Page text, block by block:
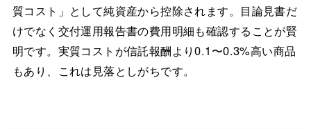
質コスト」として純資産から控除されます。目論見書だ
けでなく交付運用報告書の費用明細も確認することが賢
明です。実質コストが信託報酬より0.1〜0.3%高い商品
もあり、これは見落としがちです。